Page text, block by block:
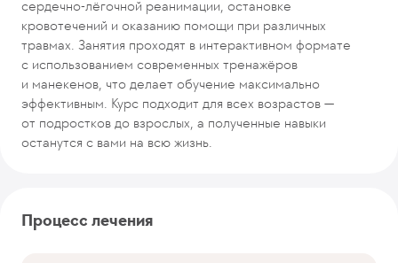
сердечно-лёгочной реанимации, остановке
кровотечений и оказанию помощи при различных
травмах. Занятия проходят в интерактивном формате
с использованием современных тренажёров
и манекенов, что делает обучение максимально
эффективным. Курс подходит для всех возрастов —
от подростков до взрослых, а полученные навыки
останутся с вами на всю жизнь.
Процесс лечения